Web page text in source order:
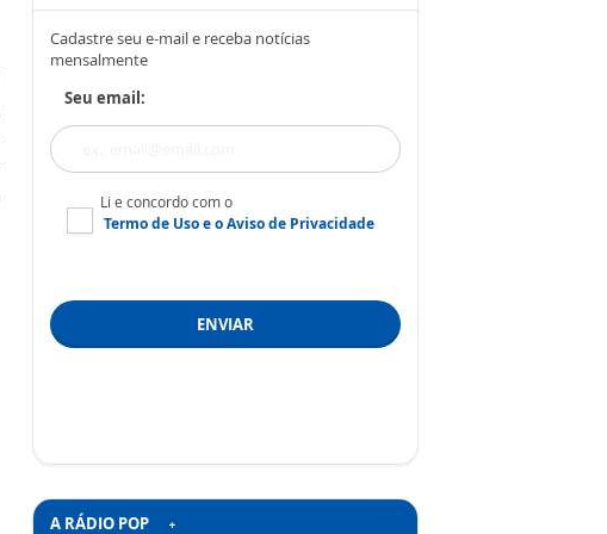
Cadastre seu e-mail e receba notícias
mensalmente
Seu email:
Li e concordo com o
Termo de Usoe oAviso de Privacidade
ENVIAR
A RÁDIO POP